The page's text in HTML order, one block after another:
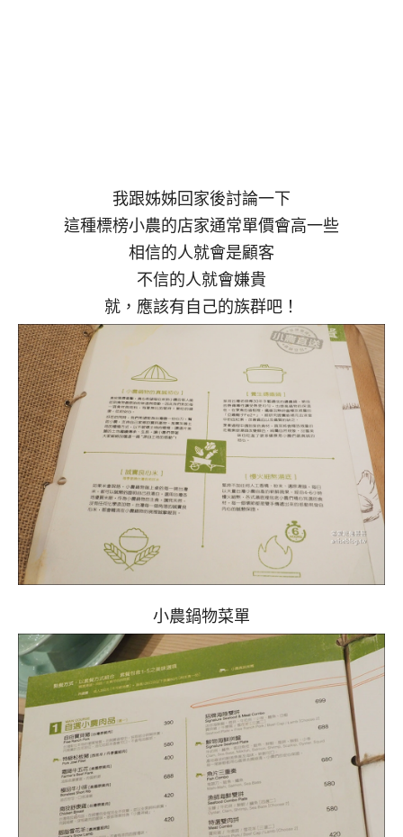
我跟姊姊回家後討論一下
這種標榜小農的店家通常單價會高一些
相信的人就會是顧客
不信的人就會嫌貴
就，應該有自己的族群吧！
小農鍋物菜單